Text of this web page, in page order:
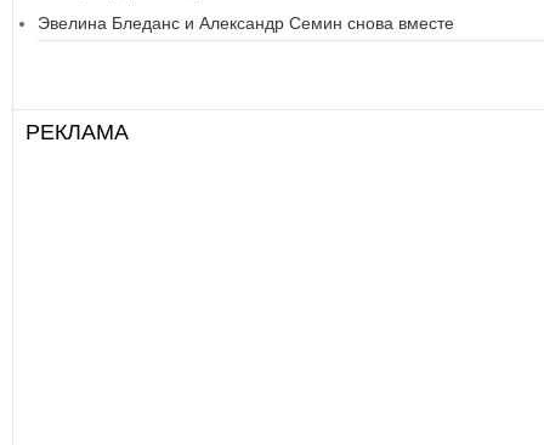
Эвелина Бледанс и Александр Семин снова вместе
РЕКЛАМА